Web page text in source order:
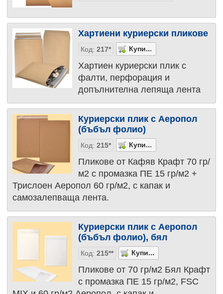
Хартиени куриерски пликове
Код: 217*
Хартиен куриерски плик с
фалти, перфорация и
допълнителна лепяща лента
Куриерски плик с Аеропол
(бъбъл фолио)
Код: 215*
Пликове от Кафяв Крафт 70 гр/
м2 с промазка ПЕ 15 гр/м2 +
Трислоен Аеропол 60 гр/м2, с капак и
самозалепваща лента.
Куриерски плик с Аеропол
(бъбъл фолио), бял
Код: 215**
Пликове от 70 гр/м2 Бял Крафт
с промазка ПЕ 15 гр/м2, FSC